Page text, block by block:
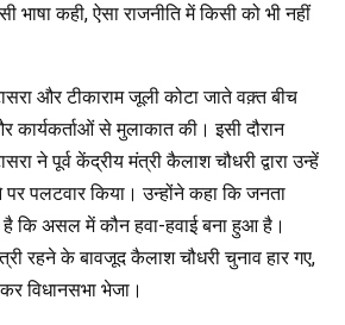
भाषा कही, ऐसा राजनीति में किसी को भी नहीं
और टीकाराम जूली कोटा जाते वक़्त बीच
से मुलाकात की। इसी दौरान
ने पूर्व केंद्रीय मंत्री कैलाश चौधरी द्वारा उन्हें
पर पलटवार किया। उन्होंने कहा कि जनता
कि असल में कौन हवा-हवाई बना हुआ है।
रहने के बावजूद कैलाश चौधरी चुनाव हार गए,
विधानसभा भेजा।